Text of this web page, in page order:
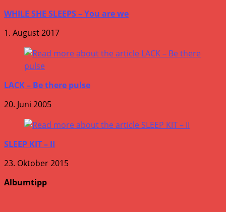
WHILE SHE SLEEPS – You are we
1. August 2017
LACK – Be there pulse
20. Juni 2005
SLEEP KIT – II
23. Oktober 2015
Albumtipp